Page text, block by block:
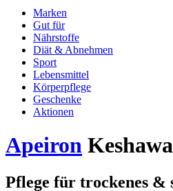
Marken
Gut für
Nährstoffe
Diät & Abnehmen
Sport
Lebensmittel
Körperpflege
Geschenke
Aktionen
Apeiron
Pflege für trockenes &